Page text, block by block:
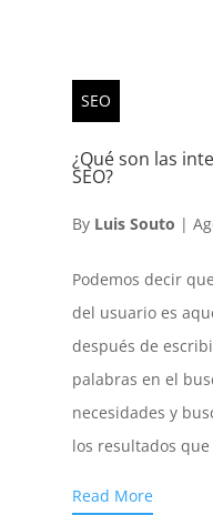
SEO
¿Qué son las
SEO?
By Luis Souto |
Podemos decir
del usuario es
después de
palabras en el
necesidades y
los resultados
Read More